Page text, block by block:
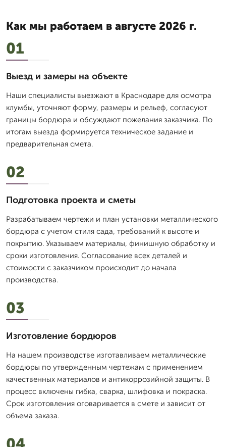
Как мы работаем в августе 2026 г.
01
Выезд и замеры на объекте
Наши специалисты выезжают в Краснодаре для осмотра
клумбы, уточняют форму, размеры и рельеф, согласуют
границы бордюра и обсуждают пожелания заказчика. По
итогам выезда формируется техническое задание и
предварительная смета.
02
Подготовка проекта и сметы
Разрабатываем чертежи и план установки металлического
бордюра с учетом стиля сада, требований к высоте и
покрытию. Указываем материалы, финишную обработку и
сроки изготовления. Согласование всех деталей и
стоимости с заказчиком происходит до начала
производства.
03
Изготовление бордюров
На нашем производстве изготавливаем металлические
бордюры по утвержденным чертежам с применением
качественных материалов и антикоррозийной защиты. В
процесс включены гибка, сварка, шлифовка и покраска.
Срок изготовления оговаривается в смете и зависит от
объема заказа.